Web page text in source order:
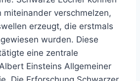
miteinander verschmelzen,
erzeugt, die erstmals
wurden. Diese
eine zentrale
Einsteins Allgemeiner